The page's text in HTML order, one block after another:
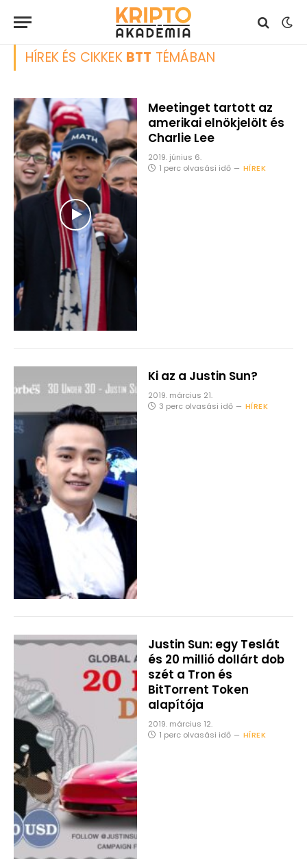
HÍREK ÉS CIKKEK BTT TÉMÁBAN
Meetinget tartott az
amerikai elnökjelölt és
Charlie Lee
2019. június 6.
1 perc olvasási idő
HÍREK
Ki az a Justin Sun?
2019. március 21.
3 perc olvasási idő
HÍREK
Justin Sun: egy Teslát
és 20 millió dollárt dob
szét a Tron és
BitTorrent Token
alapítója
2019. március 12.
1 perc olvasási idő
HÍREK